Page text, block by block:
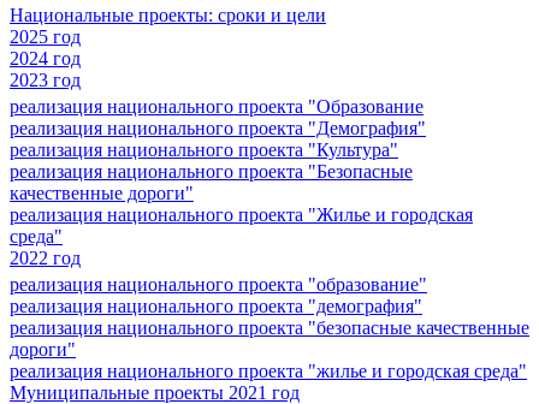
Национальные проекты: сроки и цели
2025 год
2024 год
2023 год
реализация национального проекта "Образование
реализация национального проекта "Демография"
реализация национального проекта "Культура"
реализация национального проекта "Безопасные
качественные дороги"
реализация национального проекта "Жилье и городская
среда"
2022 год
реализация национального проекта "образование"
реализация национального проекта "демография"
реализация национального проекта "безопасные качественные
дороги"
реализация национального проекта "жилье и городская среда"
Муниципальные проекты 2021 год